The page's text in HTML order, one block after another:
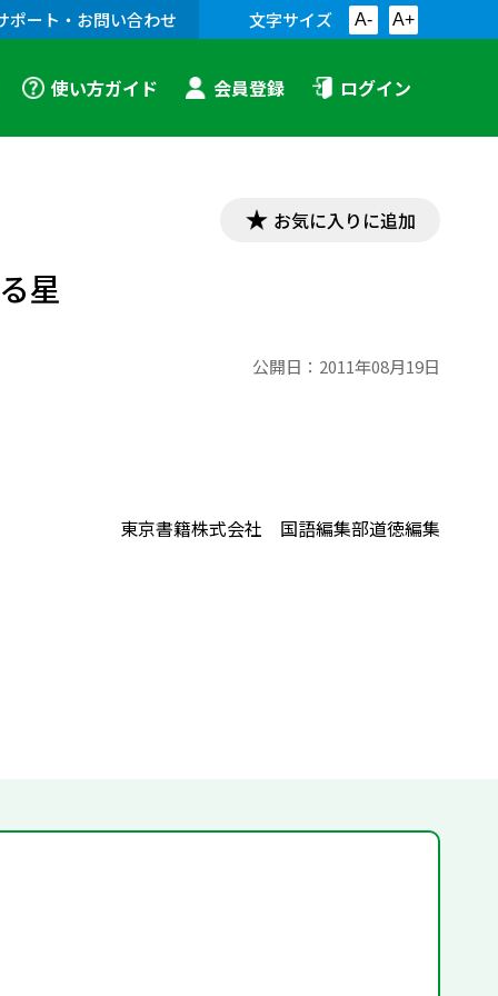
ポート・お問い合わせ 文字サイズ A- A+
使い方ガイド 会員登録 ログイン
お気に入りに追加
星
公開日： 2011年08月19日
東京書籍株式会社 国語編集部道徳編集